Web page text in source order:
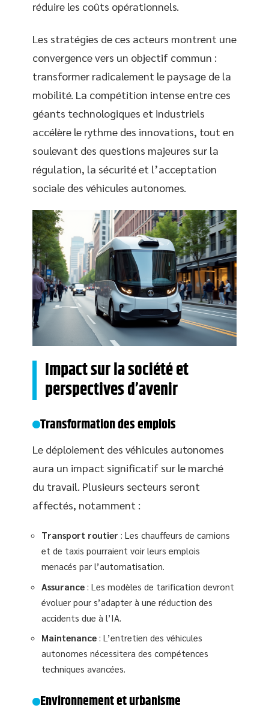
réduire les coûts opérationnels.
Les stratégies de ces acteurs montrent une
convergence vers un objectif commun :
transformer radicalement le paysage de la
mobilité. La compétition intense entre ces
géants technologiques et industriels
accélère le rythme des innovations, tout en
soulevant des questions majeures sur la
régulation, la sécurité et l’acceptation
sociale des véhicules autonomes.
Impact sur la société et
perspectives d’avenir
Transformation des emplois
Le déploiement des véhicules autonomes
aura un impact significatif sur le marché
du travail. Plusieurs secteurs seront
affectés, notamment :
Transport routier : Les chauffeurs de camions
et de taxis pourraient voir leurs emplois
menacés par l’automatisation.
Assurance : Les modèles de tarification devront
évoluer pour s’adapter à une réduction des
accidents due à l’IA.
Maintenance : L’entretien des véhicules
autonomes nécessitera des compétences
techniques avancées.
Environnement et urbanisme